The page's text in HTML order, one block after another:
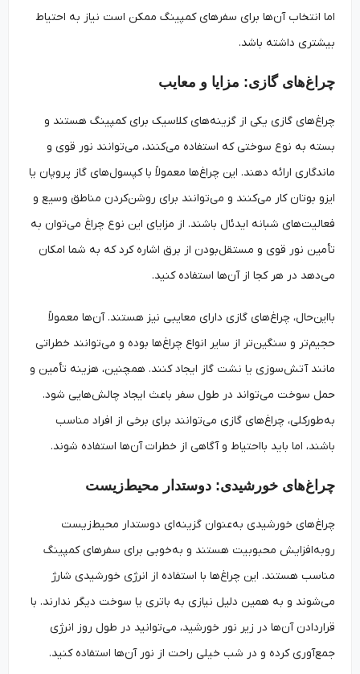
اما انتخاب آن‌ها برای سفرهای کمپینگ ممکن است نیاز به احتیاط
بیشتری داشته باشد.
چراغ‌های گازی: مزایا و معایب
چراغ‌های گازی یکی از گزینه‌های کلاسیک برای کمپینگ هستند و
بسته به نوع سوختی که استفاده می‌کنند، می‌توانند نور قوی و
ماندگاری ارائه دهند. این چراغ‌ها معمولاً با کپسول‌های گاز پروپان یا
ایزو بوتان کار می‌کنند و می‌توانند برای روشن‌کردن مناطق وسیع و
فعالیت‌های شبانه ایدئال باشند. از مزایای این نوع چراغ می‌توان به
تأمین نور قوی و مستقل‌بودن از برق اشاره کرد که به شما امکان
می‌دهد در هر کجا از آن‌ها استفاده کنید.
بااین‌حال، چراغ‌های گازی دارای معایبی نیز هستند. آن‌ها معمولاً
حجیم‌تر و سنگین‌تر از سایر انواع چراغ‌ها بوده و می‌توانند خطراتی
مانند آتش‌سوزی یا نشت گاز ایجاد کنند. همچنین، هزینه تأمین و
حمل سوخت می‌تواند در طول سفر باعث ایجاد چالش‌هایی شود.
به‌طورکلی، چراغ‌های گازی می‌توانند برای برخی از افراد مناسب
باشند، اما باید بااحتیاط و آگاهی از خطرات آن‌ها استفاده شوند.
چراغ‌های خورشیدی: دوستدار محیط‌زیست
چراغ‌های خورشیدی به‌عنوان گزینه‌ای دوستدار محیط‌زیست
روبه‌افزایش محبوبیت هستند و به‌خوبی برای سفرهای کمپینگ
مناسب هستند. این چراغ‌ها با استفاده از انرژی خورشیدی شارژ
می‌شوند و به همین دلیل نیازی به باتری یا سوخت دیگر ندارند. با
قراردادن آن‌ها در زیر نور خورشید، می‌توانید در طول روز انرژی
جمع‌آوری کرده و در شب خیلی راحت از نور آن‌ها استفاده کنید.